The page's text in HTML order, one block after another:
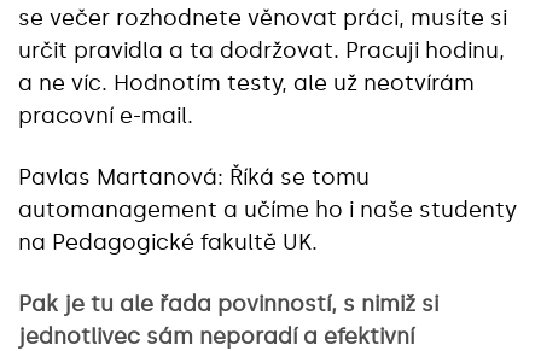
se večer rozhodnete věnovat práci, musíte si
určit pravidla a ta dodržovat. Pracuji hodinu,
a ne víc. Hodnotím testy, ale už neotvírám
pracovní e-mail.
Pavlas Martanová: Říká se tomu
automanagement a učíme ho i naše studenty
na Pedagogické fakultě UK.
Pak je tu ale řada povinností, s nimiž si
jednotlivec sám neporadí a efektivní